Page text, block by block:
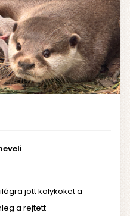
jött kölyköket a
a rejtett